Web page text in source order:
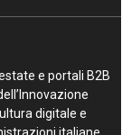
e portali B2B
digitale e
italiane.